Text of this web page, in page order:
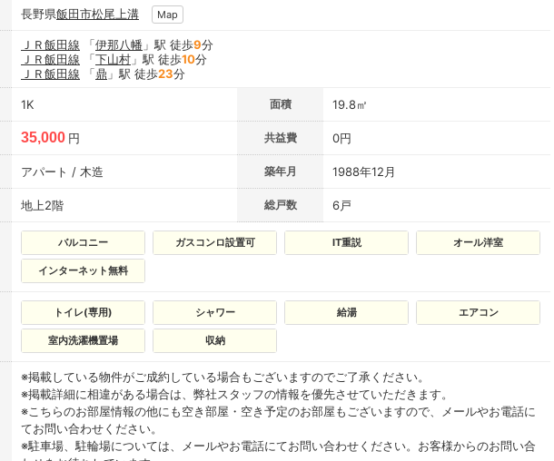
長野県飯田市松尾上溝 Map
ＪＲ飯田線 「伊那八幡 」駅 徒歩9分
ＪＲ飯田線 「下山村 」駅 徒歩10分
ＪＲ飯田線 「鼎 」駅 徒歩23分
1K 面積 19.8㎡
35,000 円 共益費 0円
アパート / 木造 築年月 1988年12月
地上2階 総戸数 6戸
バルコニー ガスコンロ設置可 IT重説 オール洋室
インターネット無料
トイレ(専用) シャワー 給湯 エアコン
室内洗濯機置場 収納
※掲載している物件がご成約している場合もございますのでご了承ください。
※掲載詳細に相違がある場合は、弊社スタッフの情報を優先させていただきます。
※こちらのお部屋情報の他にも空き部屋・空き予定のお部屋もございますので、メールやお電話に
てお問い合わせください。
※駐車場、駐輪場については、メールやお電話にてお問い合わせください。お客様からのお問い合